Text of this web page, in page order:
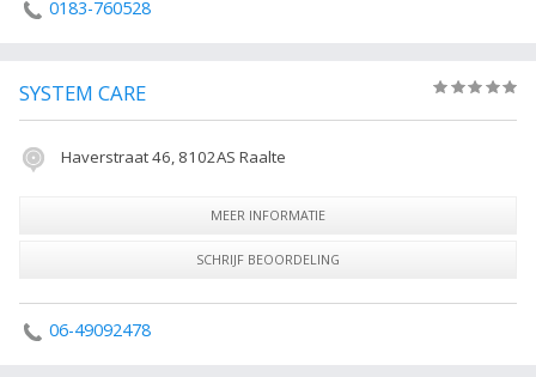
0183-760528
SYSTEM CARE
Haverstraat 46, 8102AS Raalte
MEER INFORMATIE
SCHRIJF BEOORDELING
06-49092478